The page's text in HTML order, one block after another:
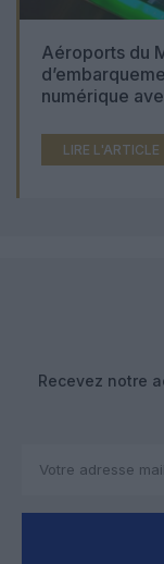
Aéroports du
numérique
LIRE L'ARTICLE
Recevez notre